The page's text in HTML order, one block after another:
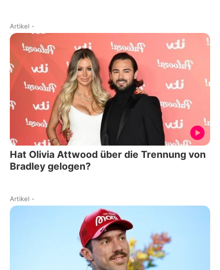
Artikel -
Hat Olivia Attwood über die Trennung von
Bradley gelogen?
Artikel -